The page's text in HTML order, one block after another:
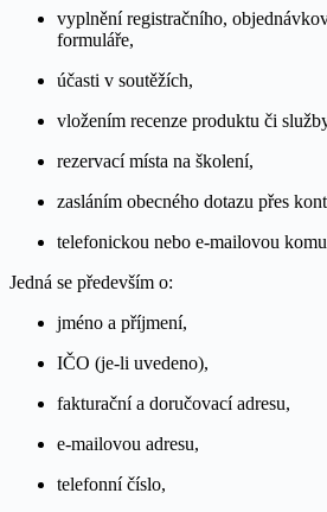
vyplnění registračního,
formuláře,
účasti v soutěžích,
vložením recenze produktu či
rezervací místa na školení,
zasláním obecného dotazu přes
telefonickou nebo e-mailovou
Jedná se především o:
jméno a příjmení,
IČO (je-li uvedeno),
fakturační a doručovací adresu,
e-mailovou adresu,
telefonní číslo,